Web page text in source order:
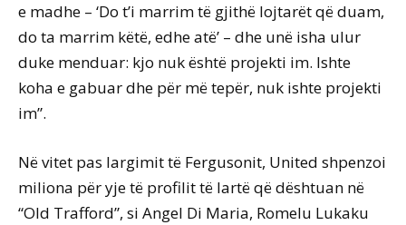
e madhe – ‘Do t’i marrim të gjithë lojtarët që duam,
do ta marrim këtë, edhe atë’ – dhe unë isha ulur
duke menduar: kjo nuk është projekti im. Ishte
koha e gabuar dhe për më tepër, nuk ishte projekti
im”.
Në vitet pas largimit të Fergusonit, United shpenzoi
miliona për yje të profilit të lartë që dështuan në
“Old Trafford”, si Angel Di Maria, Romelu Lukaku